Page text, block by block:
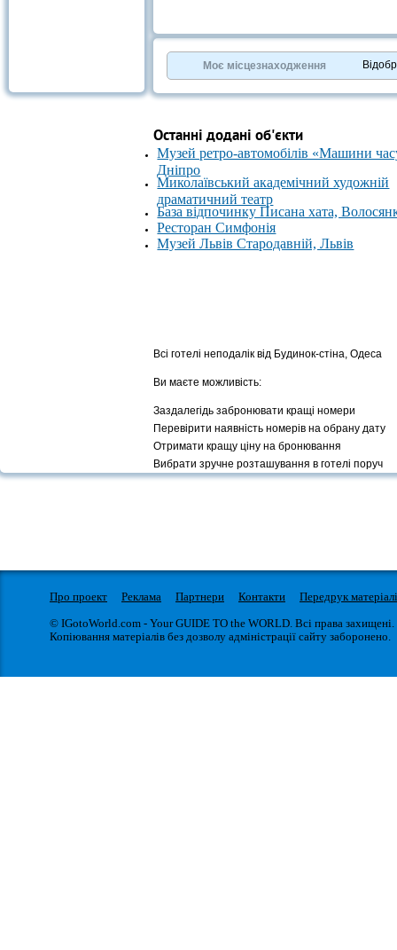
Моє місцезнаходження
Останні додані об'єкти
Музей ретро-автомобілів «Машини
Дніпро
Миколаївський академічний художній
драматичний театр
База відпочинку Писана хата,
Ресторан Симфонія
Музей Львів Стародавній, Львів
Всі готелі неподалік від Будинок-стіна, Одеса
Ви маєте можливість:
Заздалегідь забронювати кращі номери
Перевірити наявність номерів на обрану дату
Отримати кращу ціну на бронювання
Вибрати зручне розташування в готелі поруч
Про проект Реклама Партнери Контакти
Передрук
© IGotoWorld.com - Your GUIDE TO the WORLD. Всі права захищені.
Копіювання матеріалів без дозволу адміністрації сайту заборонено.